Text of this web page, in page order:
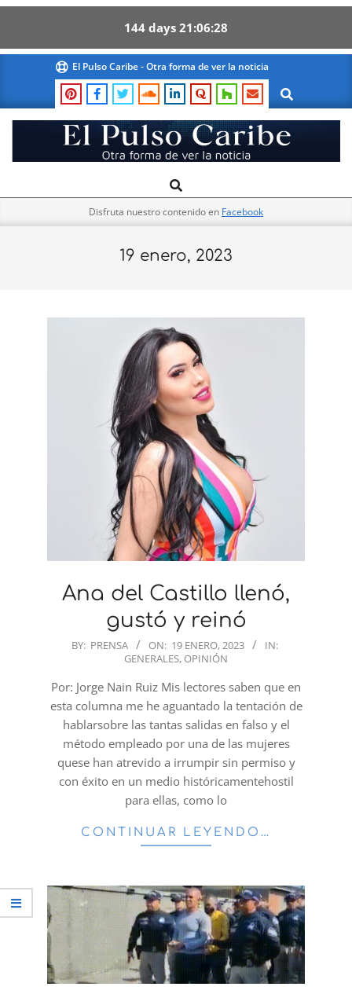
144 days 21 06 27
content
El Pulso Caribe - Otra forma de ver la noticia
Search
El
Pulso
Navigation
Search
Disfruta nuestro contenido en Facebook
19 enero, 2023
Ana del Castillo llenó,
gustó y reinó
2023-
19
BY: PRENSA ON: 19 ENERO, 2023
IN:
GENERALES, OPINIÓN
Por: Jorge Nain Ruiz Mis lectores saben que en
esta columna me he aguantado la tentación de
hablarsobre las tantas salidas en falso y el
método empleado por una de las mujeres
quese han atrevido a irrumpir sin permiso y
con éxito en un medio históricamentehostil
para ellas, como lo
CONTINUAR LEYENDO…